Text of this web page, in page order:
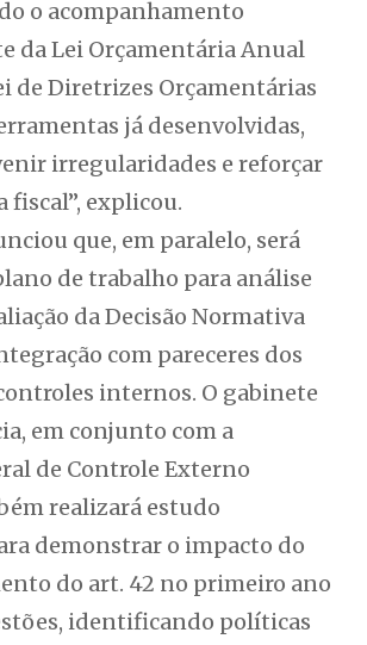
o acompanhamento
da Lei Orçamentária Anual
de Diretrizes Orçamentárias
já desenvolvidas,
irregularidades e reforçar
fiscal”, explicou.
que, em paralelo, será
de trabalho para análise
da Decisão Normativa
com pareceres dos
internos. O gabinete
em conjunto com a
de Controle Externo
realizará estudo
demonstrar o impacto do
do art. 42 no primeiro ano
identificando políticas